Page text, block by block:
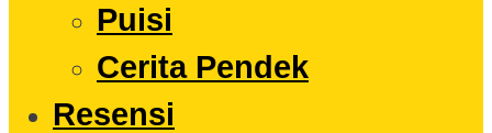
Puisi
Cerita Pendek
Resensi